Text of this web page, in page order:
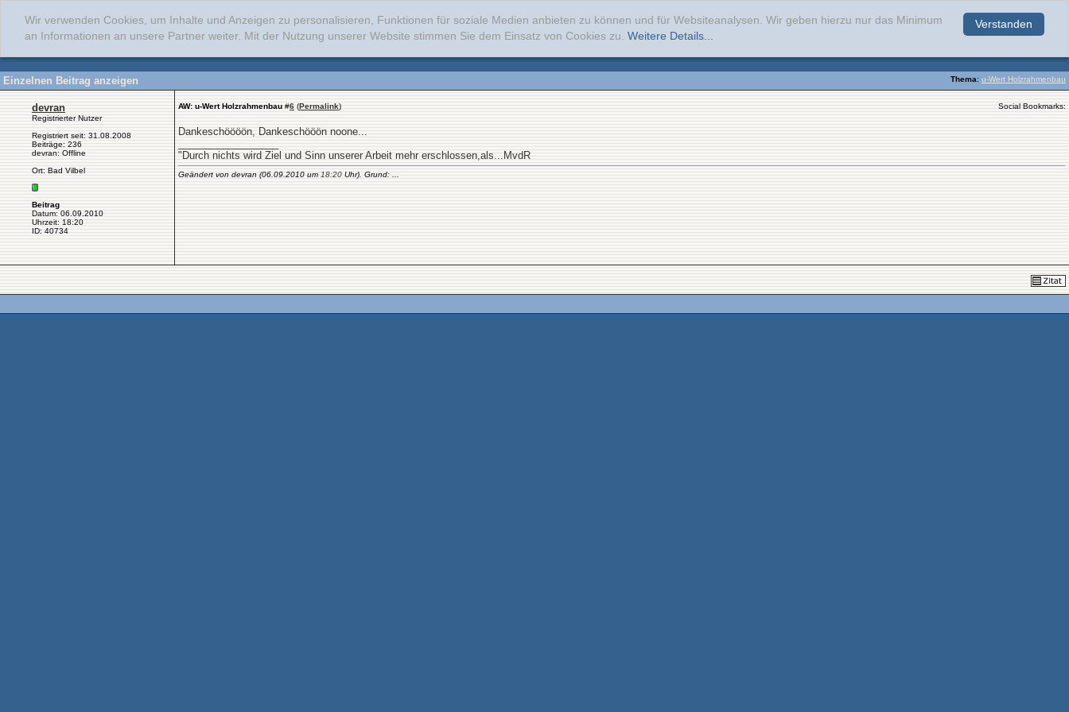
Verstanden
Wir verwenden Cookies, um Inhalte und Anzeigen zu personalisieren, Funktionen für soziale Medien anbieten zu können und für Websiteanalysen. Wir geben hierzu nur das Minimum
an Informationen an unsere Partner weiter. Mit der Nutzung unserer Website stimmen Sie dem Einsatz von Cookies zu. Weitere Details...
Thema: u-Wert Holzrahmenbau
Einzelnen Beitrag anzeigen
devran
Registrierter Nutzer
Registriert seit: 31.08.2008
Beiträge: 236
devran: Offline
Ort: Bad Vilbel
Beitrag
Datum: 06.09.2010
Uhrzeit: 18:20
ID: 40734
AW: u-Wert Holzrahmenbau #6 (Permalink) Social Bookmarks:
Dankeschöööön, Dankeschööön noone...
"Durch nichts wird Ziel und Sinn unserer Arbeit mehr erschlossen,als...MvdR
Geändert von devran (06.09.2010 um 18:20 Uhr). Grund: ...